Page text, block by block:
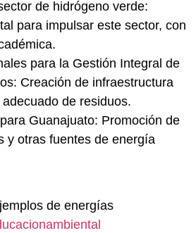
de hidrógeno verde:
para impulsar este sector, con
para la Gestión Integral de
Creación de infraestructura
de residuos.
Guanajuato: Promoción de
y otras fuentes de energía
de energías